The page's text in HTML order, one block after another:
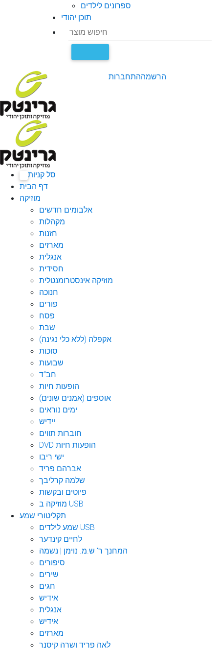
ספרונים לילדים
תוכן יהודי
התחברותהרשמה
סל קניות
דף הבית
מוזיקה
אלבומים חדשים
מקהלות
חזנות
מארזים
אנגלית
חסידית
מוזיקה אינסטרומנטלית
חנוכה
פורים
פסח
שבת
אקפלה (ללא כלי נגינה)
סוכות
שבועות
חב"ד
הופעות חיות
אוספים (אמנים שונים)
ימים נוראים
יידיש
חוברות תווים
DVD הופעות חיות
ישי ריבו
אברהם פריד
שלמה קרליבך
פיוטים ובקשות
מוזיקה ב USB
תקליטורי שמע
שמע לילדים USB
לחיים קינדער
המחנך ר' ש.מ. נוימן | נשמה
סיפורים
שירים
חגים
אידיש
אנגלית
אידיש
מארזים
לאה פריד ושרה קיסנר